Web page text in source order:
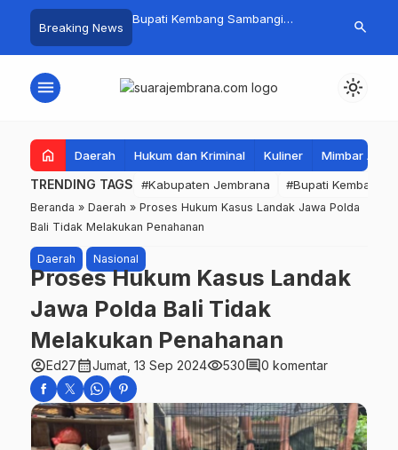
Breaking News
PKK Provinsi Bali di
Omzet Ratusan
Bupati Kembang Sambangi
Bantuan Disalurkan untuk
Tim
Perairan
search
menu light_mode
home Daerah Hukum dan Kriminal Kuliner Mimbar
TRENDING TAGS #Kabupaten Jembrana #Bupati Kembang
Beranda » Daerah » Proses Hukum Kasus Landak Jawa Polda
Bali Tidak Melakukan Penahanan
Daerah Nasional
Proses Hukum Kasus Landak
Jawa Polda Bali Tidak
Melakukan Penahanan
account_circleEd27calendar_monthJumat, 13 Sep 2024visibility530comment0 komentar